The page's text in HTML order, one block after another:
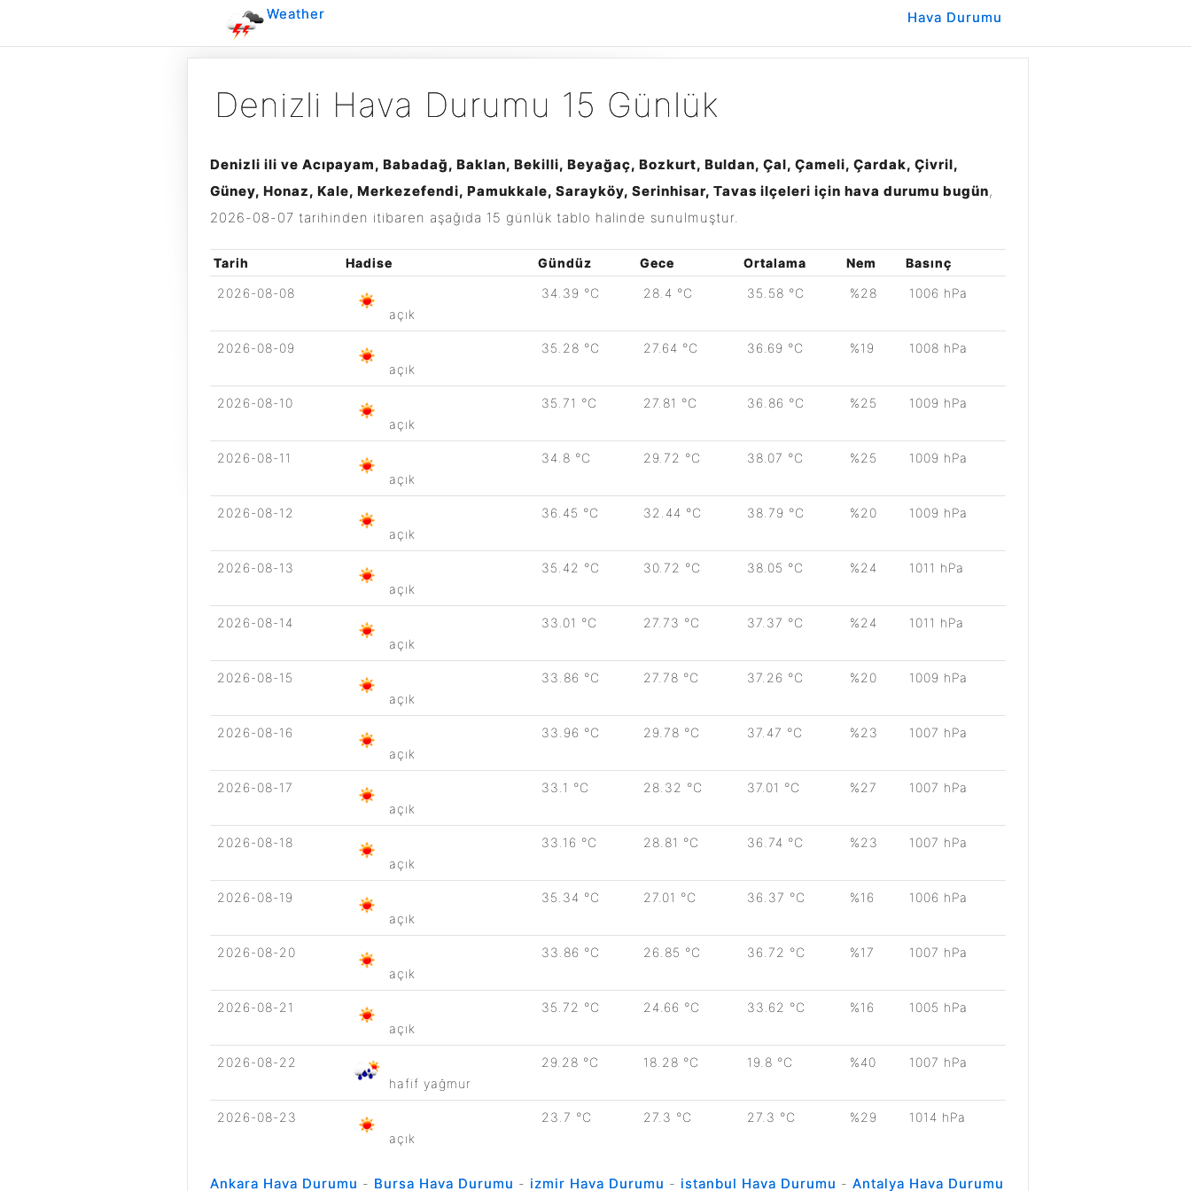
Weather Hava Durumu
Denizli Hava Durumu 15 Günlük
Denizli ili ve Acıpayam, Babadağ, Baklan, Bekilli, Beyağaç, Bozkurt, Buldan, Çal, Çameli, Çardak, Çivril,
Güney, Honaz, Kale, Merkezefendi, Pamukkale, Sarayköy, Serinhisar, Tavas ilçeleri için hava durumu bugün,
2026-08-07 tarihinden itibaren aşağıda 15 günlük tablo halinde sunulmuştur.
Tarih Hadise Gündüz Gece Ortalama Nem
Basınç
2026-08-08
açık
34.39 °C 28.4 °C 35.58 °C %28 1006 hPa
2026-08-09
açık
35.28 °C 27.64 °C 36.69 °C %19 1008 hPa
2026-08-10
açık
35.71 °C 27.81 °C 36.86 °C %25 1009 hPa
2026-08-11
açık
34.8 °C 29.72 °C 38.07 °C %25 1009 hPa
2026-08-12
açık
36.45 °C 32.44 °C 38.79 °C %20 1009 hPa
2026-08-13
açık
35.42 °C 30.72 °C 38.05 °C %24 1011 hPa
2026-08-14
açık
33.01 °C 27.73 °C 37.37 °C %24 1011 hPa
2026-08-15
açık
33.86 °C 27.78 °C 37.26 °C %20 1009 hPa
2026-08-16
açık
33.96 °C 29.78 °C 37.47 °C %23 1007 hPa
2026-08-17
açık
33.1 °C 28.32 °C 37.01 °C %27 1007 hPa
2026-08-18
açık
33.16 °C 28.81 °C 36.74 °C %23 1007 hPa
2026-08-19
açık
35.34 °C 27.01 °C 36.37 °C %16 1006 hPa
2026-08-20
açık
33.86 °C 26.85 °C 36.72 °C %17 1007 hPa
2026-08-21
açık
35.72 °C 24.66 °C 33.62 °C %16 1005 hPa
2026-08-22
hafif yağmur
29.28 °C 18.28 °C 19.8 °C %40 1007 hPa
2026-08-23
açık
23.7 °C 27.3 °C 27.3 °C %29 1014 hPa
Ankara Hava Durumu - Bursa Hava Durumu - izmir Hava Durumu - istanbul Hava Durumu - Antalya Hava Durumu